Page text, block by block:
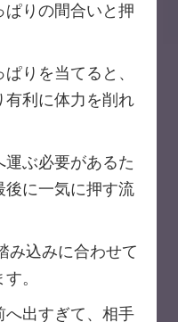
りの間合いと押
りを当てると、
有利に体力を削れ
ぶ必要があるた
後に一気に押す流
み込みに合わせて
。
へ出すぎて、相手